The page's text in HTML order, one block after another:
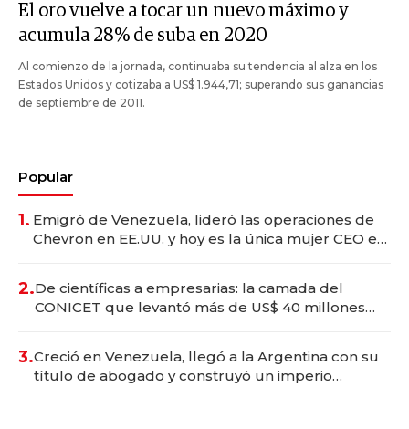
El oro vuelve a tocar un nuevo máximo y
acumula 28% de suba en 2020
Al comienzo de la jornada, continuaba su tendencia al alza en los
Estados Unidos y cotizaba a US$ 1.944,71; superando sus ganancias
de septiembre de 2011.
Popular
1. Emigró de Venezuela, lideró las operaciones de
Chevron en EE.UU. y hoy es la única mujer CEO en
2.De científicas a empresarias: la camada del
CONICET que levantó más de US$ 40 millones
3.Creció en Venezuela, llegó a la Argentina con su
título de abogado y construyó un imperio